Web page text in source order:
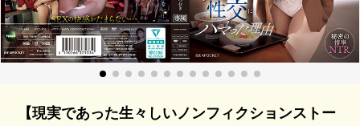
【現実であった生々しいノンフィクションストー